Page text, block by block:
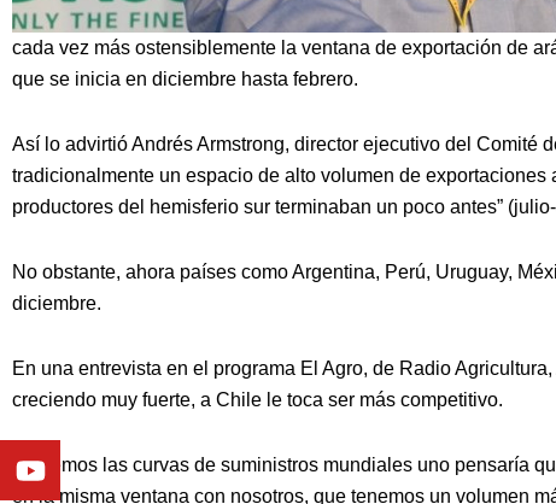
cada vez más ostensiblemente la ventana de exportación de
que se inicia en diciembre hasta febrero.
Así lo advirtió Andrés Armstrong, director ejecutivo del Comité
tradicionalmente un espacio de alto volumen de
productores del hemisferio sur terminaban un poco antes”
No obstante, ahora países como Argentina, Perú, Uruguay,
diciembre.
En una entrevista en el programa El Agro, de Radio
creciendo muy fuerte, a Chile le toca ser más competitivo.
“Si vemos las curvas de suministros mundiales uno pensaría
en la misma ventana con nosotros, que tenemos un volumen
Youtube
Facebook
Twitter
Linkedin
Instagram